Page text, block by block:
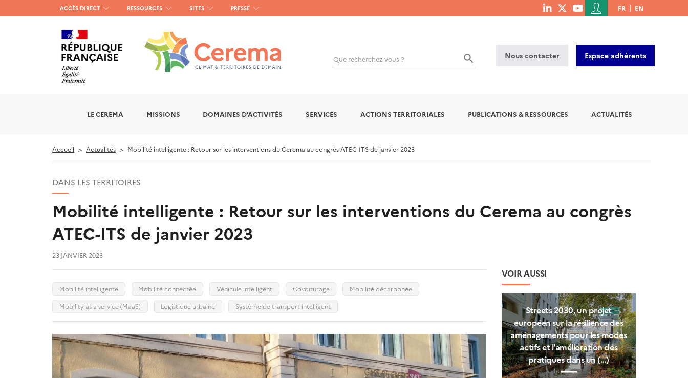
Menu
haut
gauche
ACCÈS DIRECT RESSOURCES SITES PRESSE
menu
Menu
du
de
l'utilisateur
FR EN
Que recherchez-vous ? Nous contacter Espace adhérents
LE CEREMA MISSIONS DOMAINES D'ACTIVITÉS SERVICES ACTIONS TERRITORIALES PUBLICATIONS & RESSOURCES ACTUALITÉS
Accueil Actualités Mobilité intelligente : Retour sur les interventions du Cerema au congrès ATEC-ITS de janvier 2023
DANS LES TERRITOIRES
Mobilité intelligente : Retour sur les interventions du Cerema au congrès
ATEC-ITS de janvier 2023
23 JANVIER 2023
Mobilité intelligente Mobilité connectée Véhicule intelligent Covoiturage
Mobilité décarbonée
Mobility as a service (MaaS)
Logistique urbaine Système de transport intelligent
VOIR AUSSI
Streets 2030, un projet
européen sur la résilience des
aménagements pour les modes
actifs et l'amélioration des
pratiques dans un (…)